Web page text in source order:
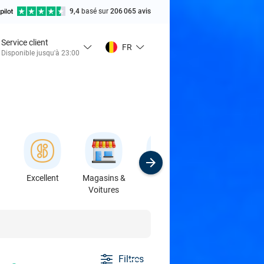
9,4 basé sur 206 065 avis
Service client
Disponible jusqu'à 23:00
FR
Excellent
Magasins &
Voitures
Sport
Filtres